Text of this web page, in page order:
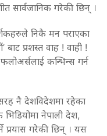
सार्वजानिक गरेकी छिन् ।
निकै मन पराएका
बाट प्रशस्त वाह ! वाही !
कन्भिन्स गर्न
नै देशविदेशमा रहेका
भिडियोमा नेपाली देश,
प्रयास गरेकी छिन् । यस